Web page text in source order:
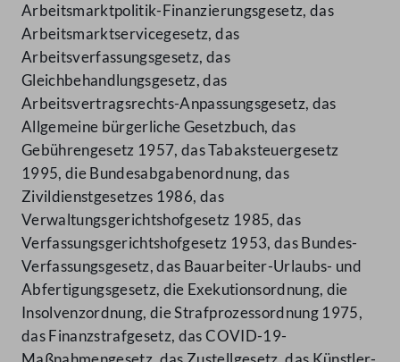
Arbeitsmarktpolitik-Finanzierungsgesetz, das
Arbeitsmarktservicegesetz, das
Arbeitsverfassungsgesetz, das
Gleichbehandlungsgesetz, das
Arbeitsvertragsrechts-Anpassungsgesetz, das
Allgemeine bürgerliche Gesetzbuch, das
Gebührengesetz 1957, das Tabaksteuergesetz
1995, die Bundesabgabenordnung, das
Zivildienstgesetzes 1986, das
Verwaltungsgerichtshofgesetz 1985, das
Verfassungsgerichtshofgesetz 1953, das Bundes-
Verfassungsgesetz, das Bauarbeiter-Urlaubs- und
Abfertigungsgesetz, die Exekutionsordnung, die
Insolvenzordnung, die Strafprozessordnung 1975,
das Finanzstrafgesetz, das COVID-19-